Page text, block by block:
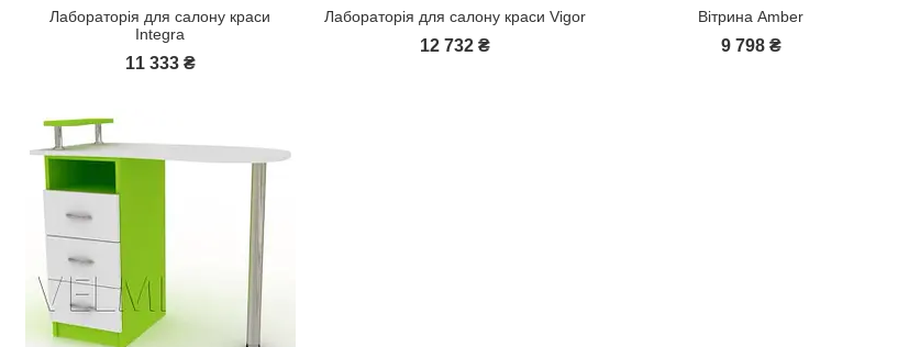
Лабораторія для салону краси
Integra
11 333 ₴
Лабораторія для салону краси Vigor
12 732 ₴
Вітрина Amber
9 798 ₴